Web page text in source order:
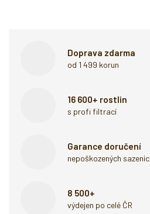
Doprava zdarma
od 1 499 korun
16 600+ rostlin
s profi filtrací
Garance doručení
nepoškozených sazenic
8 500+
výdejen po celé ČR